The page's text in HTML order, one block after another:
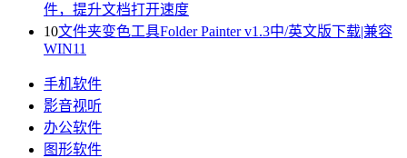
件，提升文档打开速度
10文件夹变色工具Folder Painter v1.3中/英文版下载|兼容
WIN11
手机软件
影音视听
办公软件
图形软件